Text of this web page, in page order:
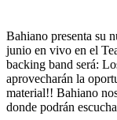
Bahiano presenta su
junio en vivo en el
backing band será:
aprovecharán la
material!! Bahiano
donde podrán